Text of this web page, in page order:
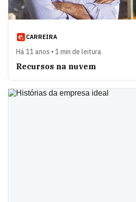
CARREIRA
Há 11 anos • 1 min de leitura
Recursos na nuvem